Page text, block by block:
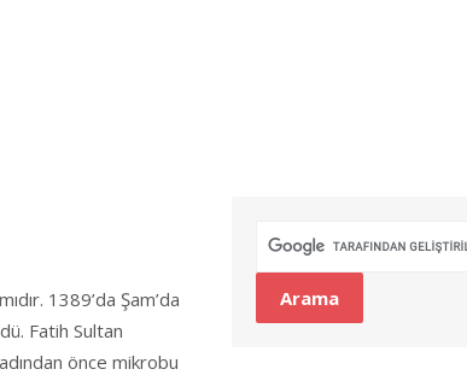
1389’da Şam’da
Fatih Sultan
önce mikrobu